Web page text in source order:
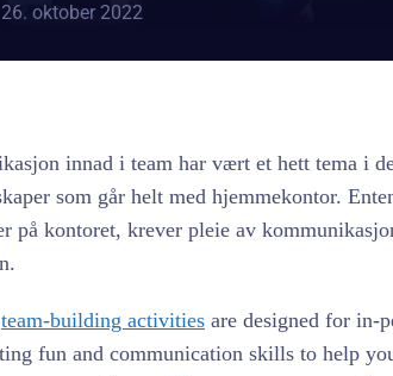
26. oktober 2022
innad i team har vært et hett tema i
som går helt med hjemmekontor.
på kontoret, krever pleie av
team-building activities are designed for in-
fun and communication skills to help